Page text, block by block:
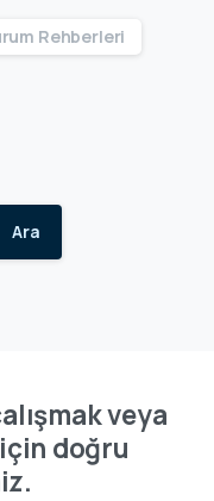
Rehberleri
Ara
veya
doğru